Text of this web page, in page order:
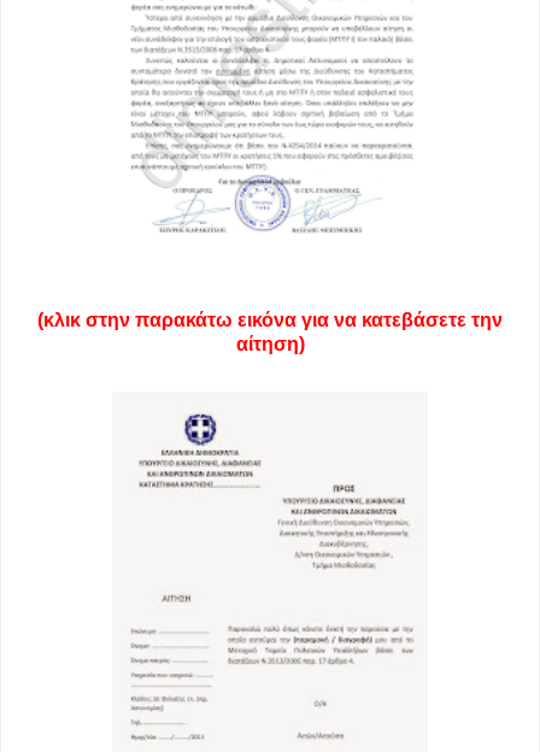
(κλικ στην παρακάτω εικόνα για να κατεβάσετε την
αίτηση)